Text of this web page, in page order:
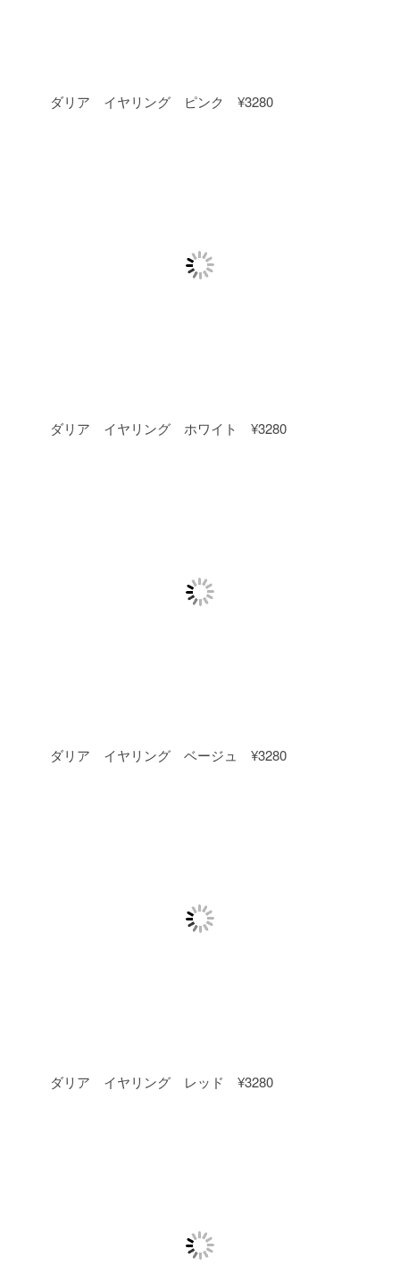
ダリア イヤリング ピンク ¥3280
ダリア イヤリング ホワイト ¥3280
ダリア イヤリング ベージュ ¥3280
ダリア イヤリング レッド ¥3280